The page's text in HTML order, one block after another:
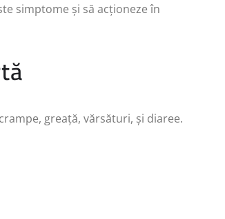
simptome și să acționeze în
greață, vărsături, și diaree.